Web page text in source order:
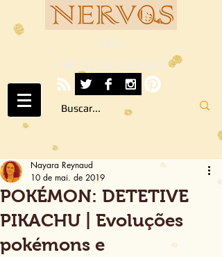
NERVOS
A ARTE SOB TODOS OS SENTIDOS
POKÉMON: DETETIVE
PIKACHU | Evoluções
pokémons e
Nayara Reynaud
10 de mai. de 2019